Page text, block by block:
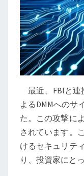
最近、FBIと連
よるDMMへのサ
た。この攻撃に
されています。
けるセキュリテ
り、投資家にと